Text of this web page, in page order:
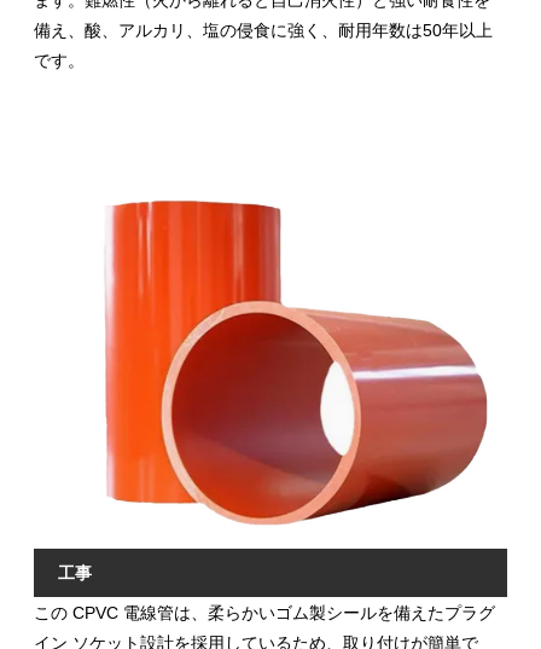
備え、酸、アルカリ、塩の侵食に強く、耐用年数は50年以上
です。
工事
この CPVC 電線管は、柔らかいゴム製シールを備えたプラグ
イン ソケット設計を採用しているため、取り付けが簡単で